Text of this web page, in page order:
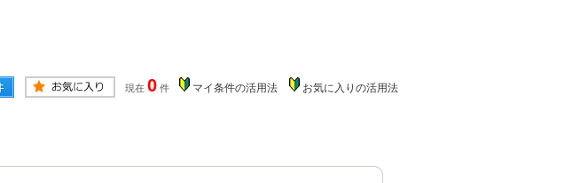
現在 0 件 マイ条件の活用法 お気に入りの活用法